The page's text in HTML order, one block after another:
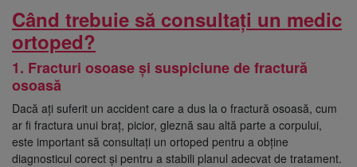
Când trebuie să consultați un medic
ortoped?
1. Fracturi osoase și suspiciune de fractură
osoasă
Dacă ați suferit un accident care a dus la o fractură osoasă, cum
ar fi fractura unui braț, picior, gleznă sau altă parte a corpului,
este important să consultați un ortoped pentru a obține
diagnosticul corect și pentru a stabili planul adecvat de tratament.